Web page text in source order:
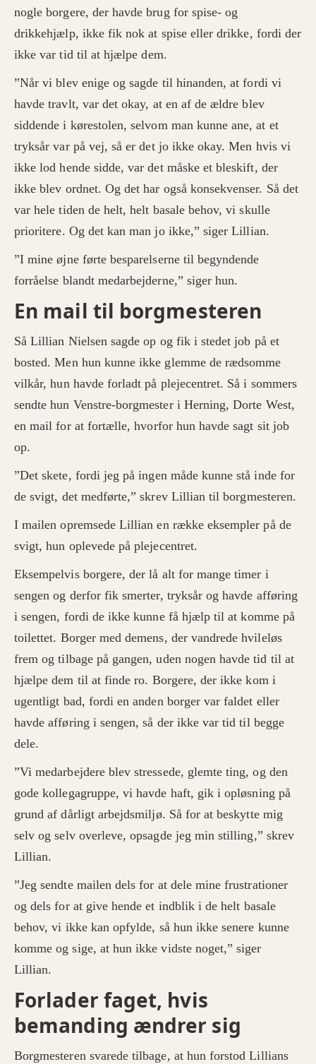
nogle borgere, der havde brug for spise- og
drikkehjælp, ikke fik nok at spise eller drikke, fordi der
ikke var tid til at hjælpe dem.
”Når vi blev enige og sagde til hinanden, at fordi vi
havde travlt, var det okay, at en af de ældre blev
siddende i kørestolen, selvom man kunne ane, at et
tryksår var på vej, så er det jo ikke okay. Men hvis vi
ikke lod hende sidde, var det måske et bleskift, der
ikke blev ordnet. Og det har også konsekvenser. Så det
var hele tiden de helt, helt basale behov, vi skulle
prioritere. Og det kan man jo ikke,” siger Lillian.
”I mine øjne førte besparelserne til begyndende
forråelse blandt medarbejderne,” siger hun.
En mail til borgmesteren
Så Lillian Nielsen sagde op og fik i stedet job på et
bosted. Men hun kunne ikke glemme de rædsomme
vilkår, hun havde forladt på plejecentret. Så i sommers
sendte hun Venstre-borgmester i Herning, Dorte West,
en mail for at fortælle, hvorfor hun havde sagt sit job
op.
”Det skete, fordi jeg på ingen måde kunne stå inde for
de svigt, det medførte,” skrev Lillian til borgmesteren.
I mailen opremsede Lillian en række eksempler på de
svigt, hun oplevede på plejecentret.
Eksempelvis borgere, der lå alt for mange timer i
sengen og derfor fik smerter, tryksår og havde afføring
i sengen, fordi de ikke kunne få hjælp til at komme på
toilettet. Borger med demens, der vandrede hvileløs
frem og tilbage på gangen, uden nogen havde tid til at
hjælpe dem til at finde ro. Borgere, der ikke kom i
ugentligt bad, fordi en anden borger var faldet eller
havde afføring i sengen, så der ikke var tid til begge
dele.
”Vi medarbejdere blev stressede, glemte ting, og den
gode kollegagruppe, vi havde haft, gik i opløsning på
grund af dårligt arbejdsmiljø. Så for at beskytte mig
selv og selv overleve, opsagde jeg min stilling,” skrev
Lillian.
”Jeg sendte mailen dels for at dele mine frustrationer
og dels for at give hende et indblik i de helt basale
behov, vi ikke kan opfylde, så hun ikke senere kunne
komme og sige, at hun ikke vidste noget,” siger
Lillian.
Forlader faget, hvis
bemanding ændrer sig
Borgmesteren svarede tilbage, at hun forstod Lillians